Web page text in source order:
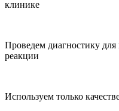
клинике
Проведем диагностику
реакции
Используем только